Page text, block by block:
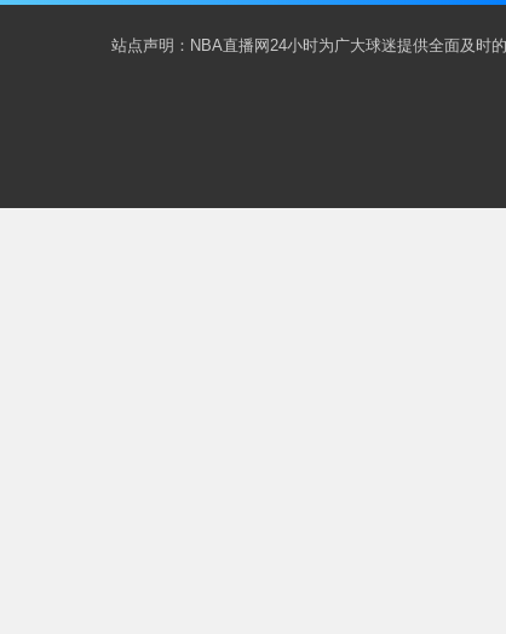
站点声明：NBA直播网24小时为广大球迷提供全面及时